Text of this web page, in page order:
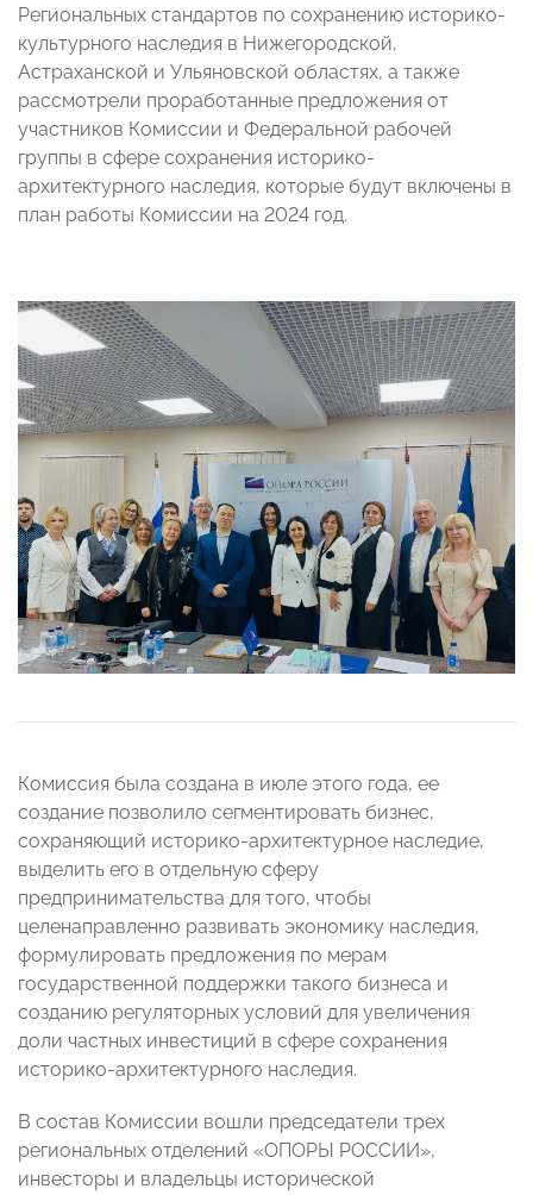
Региональных стандартов по сохранению историко-
культурного наследия в Нижегородской,
Астраханской и Ульяновской областях, а также
рассмотрели проработанные предложения от
участников Комиссии и Федеральной рабочей
группы в сфере сохранения историко-
архитектурного наследия, которые будут включены в
план работы Комиссии на 2024 год.
Комиссия была создана в июле этого года, ее
создание позволило сегментировать бизнес,
сохраняющий историко-архитектурное наследие,
выделить его в отдельную сферу
предпринимательства для того, чтобы
целенаправленно развивать экономику наследия,
формулировать предложения по мерам
государственной поддержки такого бизнеса и
созданию регуляторных условий для увеличения
доли частных инвестиций в сфере сохранения
историко-архитектурного наследия.
В состав Комиссии вошли председатели трех
региональных отделений «ОПОРЫ РОССИИ»,
инвесторы и владельцы исторической